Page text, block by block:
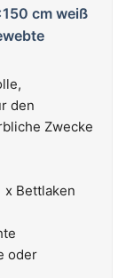
cm weiß
den
Zwecke
Bettlaken
oder